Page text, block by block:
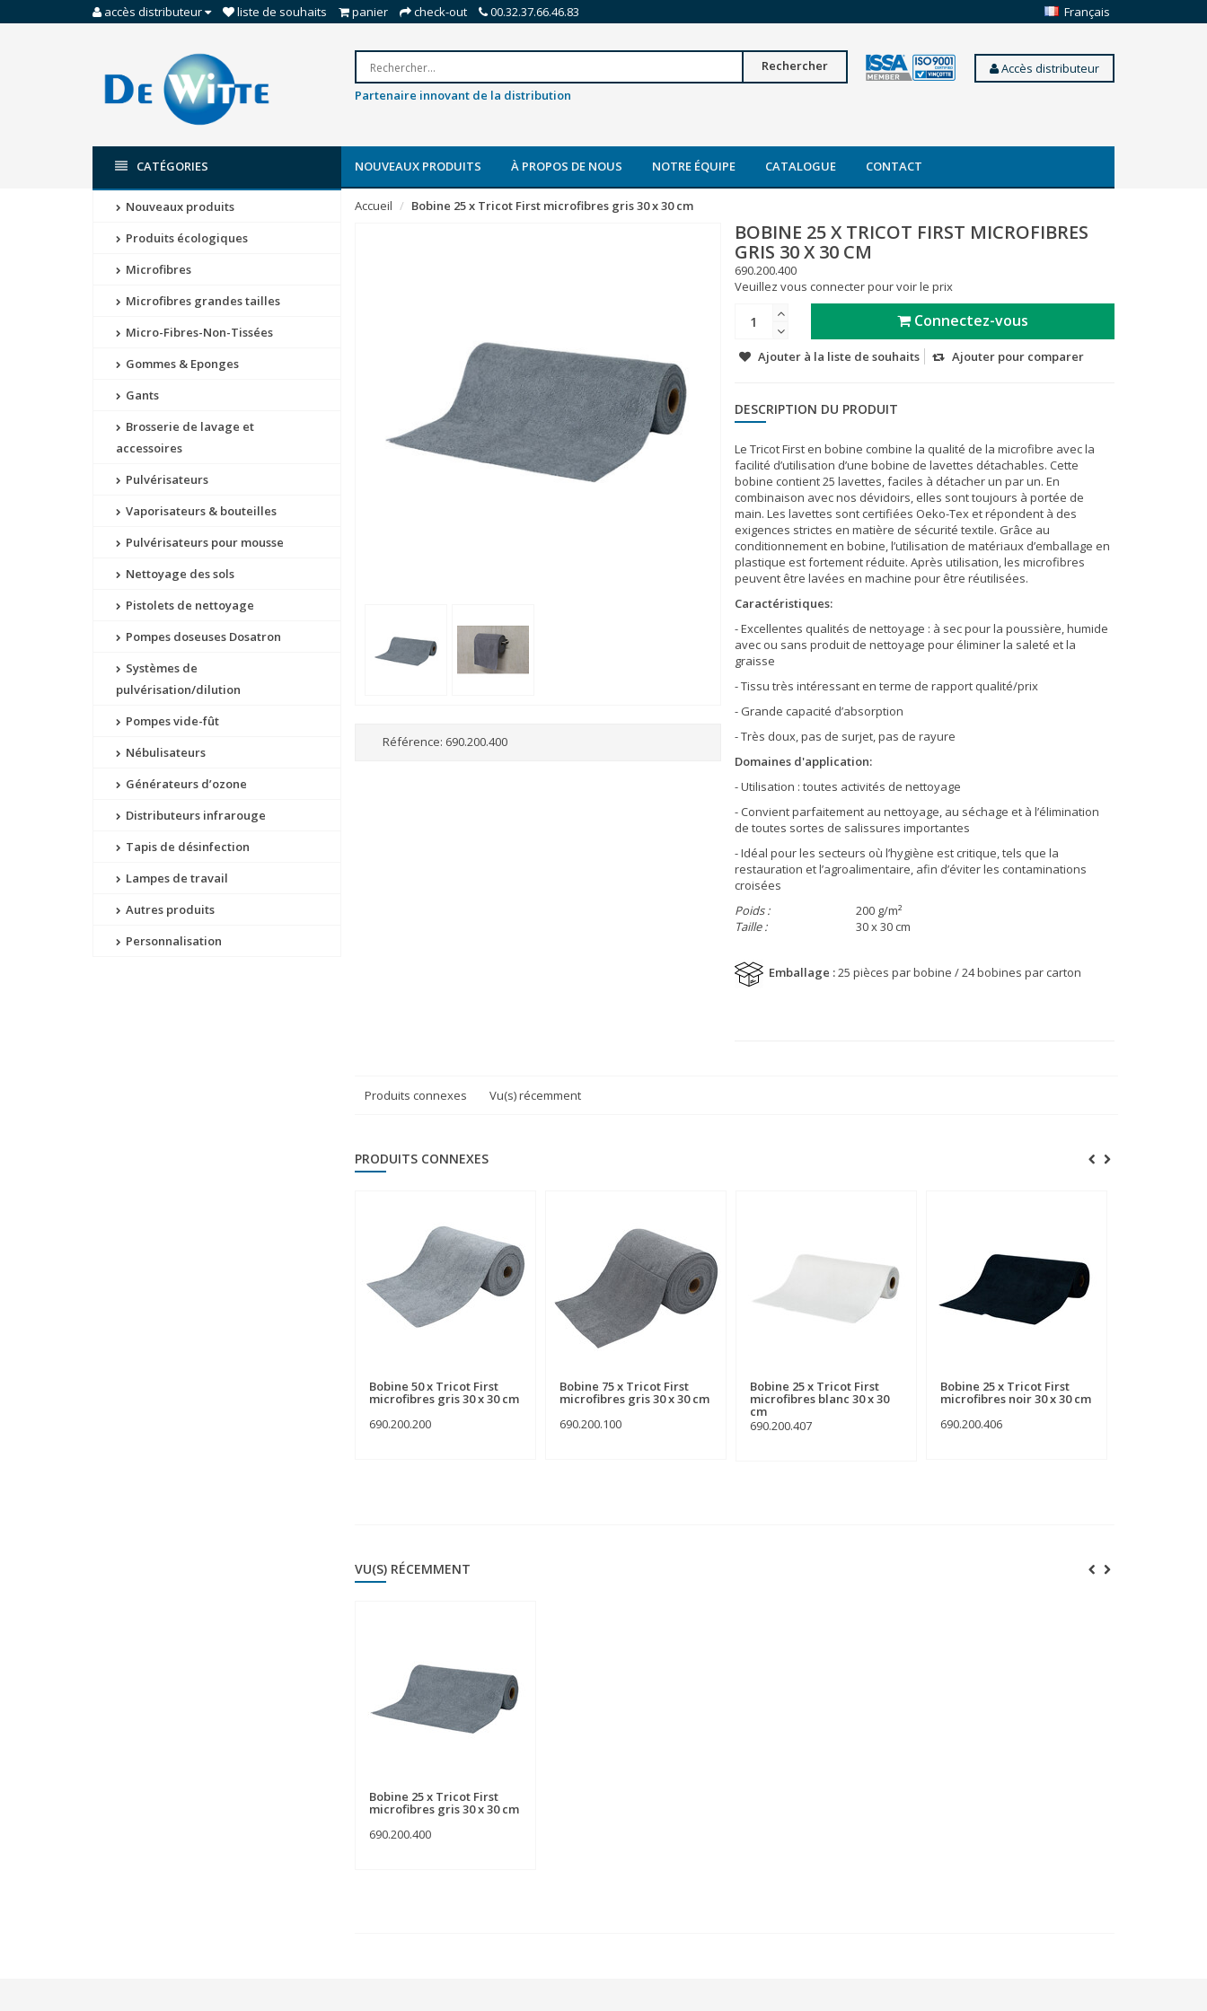
accès distributeur liste de souhaits panier check-out 00.32.37.66.46.83 Français
Rechercher
Partenaire innovant de la distribution
Accès distributeur
CATÉGORIES NOUVEAUX PRODUITS À PROPOS DE NOUS NOTRE ÉQUIPE CATALOGUE CONTACT
Nouveaux produits
Produits écologiques
Microfibres
Microfibres grandes tailles
Micro-Fibres-Non-Tissées
Gommes & Eponges
Gants
Brosserie de lavage et
accessoires
Pulvérisateurs
Vaporisateurs & bouteilles
Pulvérisateurs pour mousse
Nettoyage des sols
Pistolets de nettoyage
Pompes doseuses Dosatron
Systèmes de
pulvérisation/dilution
Pompes vide-fût
Nébulisateurs
Générateurs d’ozone
Distributeurs infrarouge
Tapis de désinfection
Lampes de travail
Autres produits
Personnalisation
Accueil Bobine 25 x Tricot First microfibres gris 30 x 30 cm
Référence: 690.200.400
BOBINE 25 X TRICOT FIRST MICROFIBRES
GRIS 30 X 30 CM
690.200.400
Veuillez vous connecter pour voir le prix
Connectez-vous
Ajouter à la liste de souhaits Ajouter pour comparer
DESCRIPTION DU PRODUIT
Le Tricot First en bobine combine la qualité de la microfibre avec la
facilité d’utilisation d’une bobine de lavettes détachables. Cette
bobine contient 25 lavettes, faciles à détacher un par un. En
combinaison avec nos dévidoirs, elles sont toujours à portée de
main. Les lavettes sont certifiées Oeko-Tex et répondent à des
exigences strictes en matière de sécurité textile. Grâce au
conditionnement en bobine, l’utilisation de matériaux d’emballage en
plastique est fortement réduite. Après utilisation, les microfibres
peuvent être lavées en machine pour être réutilisées.
Caractéristiques:
- Excellentes qualités de nettoyage : à sec pour la poussière, humide
avec ou sans produit de nettoyage pour éliminer la saleté et la
graisse
- Tissu très intéressant en terme de rapport qualité/prix
- Grande capacité d’absorption
- Très doux, pas de surjet, pas de rayure
Domaines d'application:
- Utilisation : toutes activités de nettoyage
- Convient parfaitement au nettoyage, au séchage et à l’élimination
de toutes sortes de salissures importantes
- Idéal pour les secteurs où l’hygiène est critique, tels que la
restauration et l’agroalimentaire, afin d’éviter les contaminations
croisées
Poids :
200 g/m²
Taille :
30 x 30 cm
Emballage :25 pièces par bobine / 24 bobines par carton
Produits connexes Vu(s) récemment
PRODUITS CONNEXES
Bobine 50 x Tricot First
microfibres gris 30 x 30 cm
690.200.200
Bobine 75 x Tricot First
microfibres gris 30 x 30 cm
690.200.100
Bobine 25 x Tricot First
microfibres blanc 30 x 30
cm
690.200.407
Bobine 25 x Tricot First
microfibres noir 30 x 30 cm
690.200.406
VU(S) RÉCEMMENT
Bobine 25 x Tricot First
microfibres gris 30 x 30 cm
690.200.400